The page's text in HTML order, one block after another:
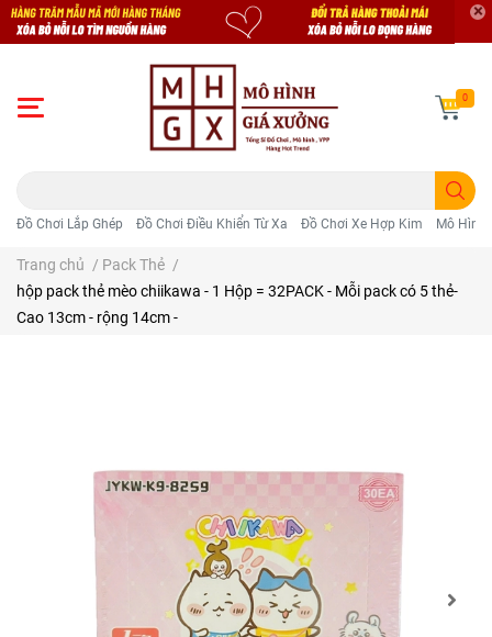
Đồ Chơi Lắp Ghép Đồ Chơi Điều Khiển Từ Xa Đồ Chơi Xe Hợp Kim Mô Hình
0
Trang chủ / Pack Thẻ /
hộp pack thẻ mèo chiikawa - 1 Hộp = 32PACK - Mỗi pack có 5 thẻ-
Cao 13cm - rộng 14cm -